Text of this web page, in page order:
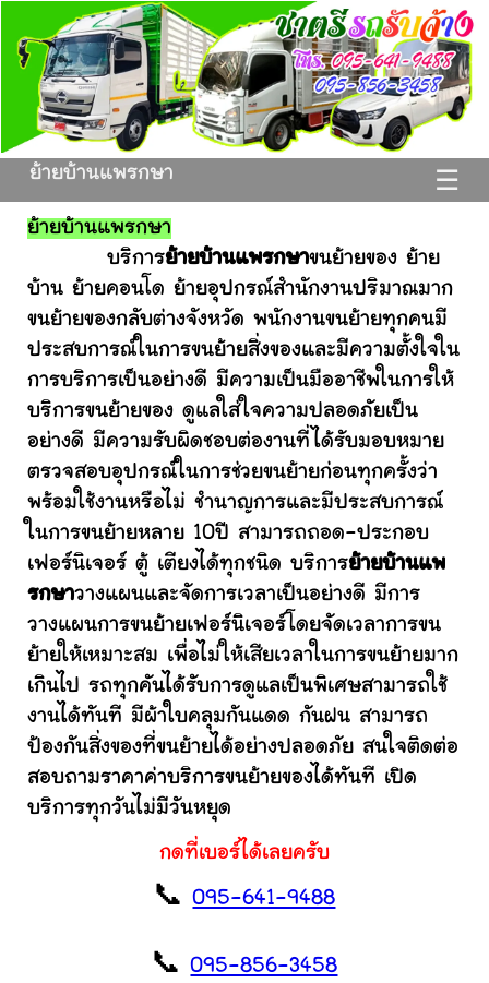
☰
ย้ายบ้านแพรกษา
ย้ายบ้านแพรกษา
บริการย้ายบ้านแพรกษาขนย้ายของ ย้าย
บ้าน ย้ายคอนโด ย้ายอุปกรณ์สำนักงานปริมาณมาก
ขนย้ายของกลับต่างจังหวัด พนักงานขนย้ายทุกคนมี
ประสบการณ์ในการขนย้ายสิ่งของและมีความตั้งใจใน
การบริการเป็นอย่างดี มีความเป็นมืออาชีพในการให้
บริการขนย้ายของ ดูแลใส่ใจความปลอดภัยเป็น
อย่างดี มีความรับผิดชอบต่องานที่ได้รับมอบหมาย
ตรวจสอบอุปกรณ์ในการช่วยขนย้ายก่อนทุกครั้งว่า
พร้อมใช้งานหรือไม่ ชำนาญการและมีประสบการณ์
ในการขนย้ายหลาย 10ปี สามารถถอด-ประกอบ
เฟอร์นิเจอร์ ตู้ เตียงได้ทุกชนิด บริการย้ายบ้านแพ
รกษาวางแผนและจัดการเวลาเป็นอย่างดี มีการ
วางแผนการขนย้ายเฟอร์นิเจอร์โดยจัดเวลาการขน
ย้ายให้เหมาะสม เพื่อไม่ให้เสียเวลาในการขนย้ายมาก
เกินไป รถทุกคันได้รับการดูแลเป็นพิเศษสามารถใช้
งานได้ทันที มีผ้าใบคลุมกันแดด กันฝน สามารถ
ป้องกันสิ่งของที่ขนย้ายได้อย่างปลอดภัย สนใจติดต่อ
สอบถามราคาค่าบริการขนย้ายของได้ทันที เปิด
บริการทุกวันไม่มีวันหยุด
กดที่เบอร์ได้เลยครับ
📞095-641-9488
📞095-856-3458